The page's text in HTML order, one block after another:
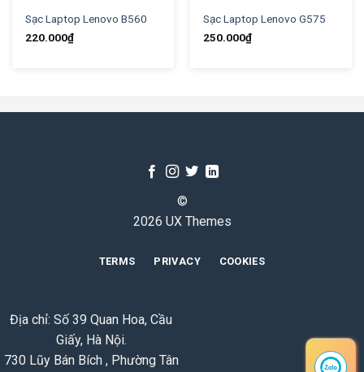
Sạc Laptop Lenovo B560
220.000₫
Sạc Laptop Lenovo G575
250.000₫
©
2026 UX Themes
TERMS PRIVACY COOKIES
Địa chỉ: Số 39 Quan Hoa, Cầu
Giấy, Hà Nội.
730 Lũy Bán Bích , Phường Tân